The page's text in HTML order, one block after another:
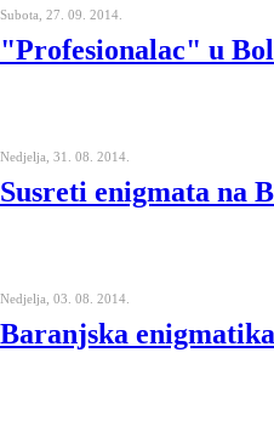
Subota, 27. 09. 2014.
"Profesionalac" u
Nedjelja, 31. 08. 2014.
Susreti enigmata na
Nedjelja, 03. 08. 2014.
Baranjska